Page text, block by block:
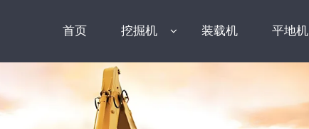
首页 挖掘机 装载机 平地机